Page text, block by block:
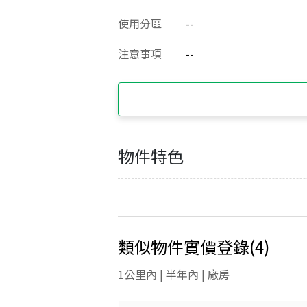
使用分區
--
注意事項
--
物件特色
類似物件實價登錄(4)
1公里內 | 半年內 | 廠房